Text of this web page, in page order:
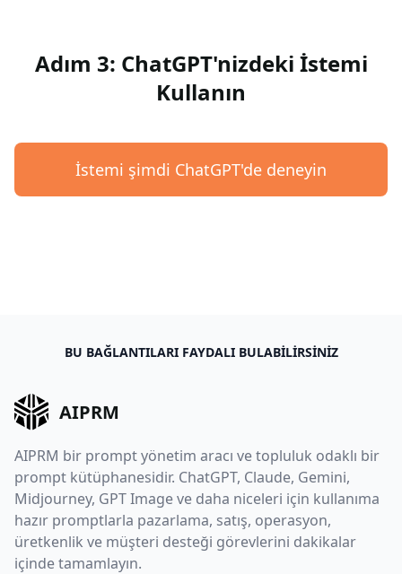
Adım 3: ChatGPT'nizdeki İstemi
Kullanın
İstemi şimdi ChatGPT'de deneyin
BU BAĞLANTILARI FAYDALI BULABILIRSINIZ
AIPRM
AIPRM bir prompt yönetim aracı ve topluluk odaklı bir
prompt kütüphanesidir. ChatGPT, Claude, Gemini,
Midjourney, GPT Image ve daha niceleri için kullanıma
hazır promptlarla pazarlama, satış, operasyon,
üretkenlik ve müşteri desteği görevlerini dakikalar
içinde tamamlayın.